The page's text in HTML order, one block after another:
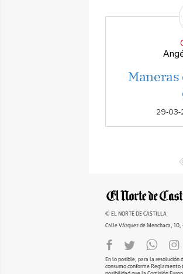
Maneras
29-03-
© EL NORTE DE CASTILLA
Calle Vázquez de Menchaca,
En lo posible, para la resolución
consumo conforme Reglamento